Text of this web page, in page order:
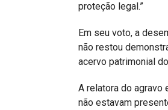
proteção legal.”
Em seu voto, a
não restou
acervo patrimonial
A relatora do agravo
não estavam